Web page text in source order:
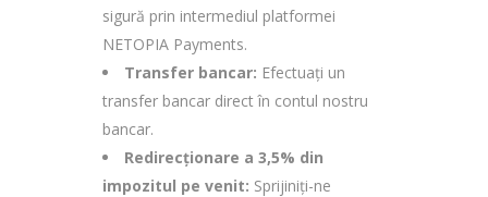
sigură prin intermediul platformei
NETOPIA Payments.
Transfer bancar: Efectuați un
transfer bancar direct în contul nostru
bancar.
Redirecționare a 3,5% din
impozitul pe venit: Sprijiniți-ne